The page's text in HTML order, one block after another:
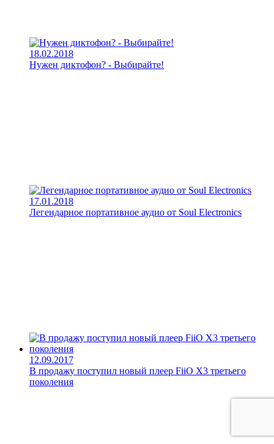
18.02.2018
Нужен диктофон? - Выбирайте!
17.01.2018
Легендарное портативное аудио от Soul Electronics
12.09.2017
В продажу поступил новый плеер FiiO X3 третьего
поколения